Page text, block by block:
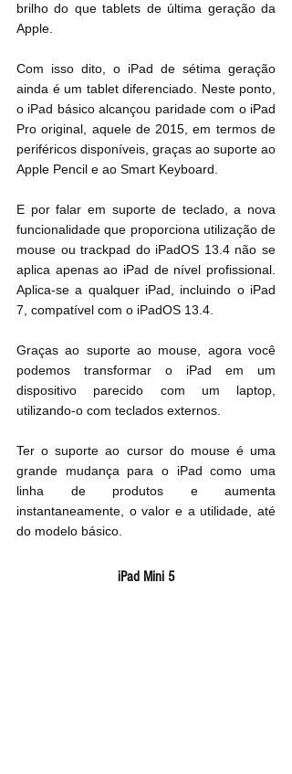
brilho do que tablets de última geração da
Apple.
Com isso dito, o iPad de sétima geração
ainda é um tablet diferenciado. Neste ponto,
o iPad básico alcançou paridade com o iPad
Pro original, aquele de 2015, em termos de
periféricos disponíveis, graças ao suporte ao
Apple Pencil e ao Smart Keyboard.
E por falar em suporte de teclado, a nova
funcionalidade que proporciona utilização de
mouse ou trackpad do iPadOS 13.4 não se
aplica apenas ao iPad de nível profissional.
Aplica-se a qualquer iPad, incluindo o iPad
7, compatível com o iPadOS 13.4.
Graças ao suporte ao mouse, agora você
podemos transformar o iPad em um
dispositivo parecido com um laptop,
utilizando-o com teclados externos.
Ter o suporte ao cursor do mouse é uma
grande mudança para o iPad como uma
linha de produtos e aumenta
instantaneamente, o valor e a utilidade, até
do modelo básico.
iPad Mini 5